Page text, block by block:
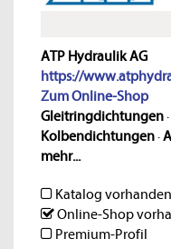
ATP Hydraulik AG
https://
Zum Online-Shop
Gleitringdichtungen·
Kolbendichtungen·
mehr...
Katalog vorhanden
Online-Shop
Premium-Profil